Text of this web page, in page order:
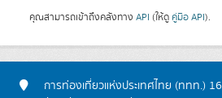
คุณสามารถเข้าถึงคลังทาง API (ให้ดู คู่มือ API).
การท่องเที่ยวแห่งประเทศไทย (ททท.)